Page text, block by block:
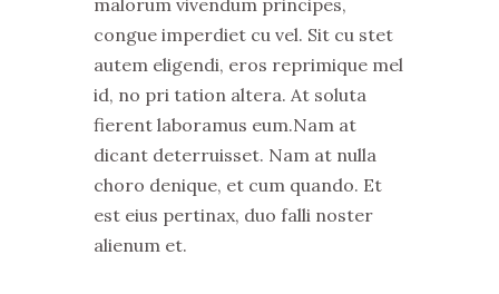
congue imperdiet cu vel. Sit cu stet
autem eligendi, eros reprimique mel
id, no pri tation altera. At soluta
fierent laboramus eum.Nam at
dicant deterruisset. Nam at nulla
choro denique, et cum quando. Et
est eius pertinax, duo falli noster
alienum et.